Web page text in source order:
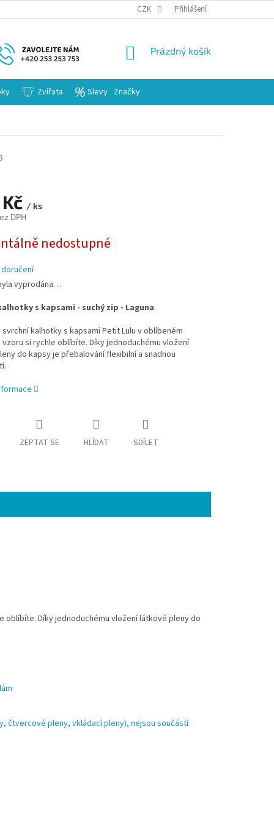
CZK Přihlášení
NÁKUPNÍ
Prázdný košík
Zvířata Slevy Značky
/ ks
DPH
nedostupné
vyprodána…
s kapsami - suchý zip - Laguna
kalhotky s kapsami Petit Lulu v oblíbeném
si rychle oblíbíte. Díky jednoduchému vložení
do kapsy je přebalování flexibilní a snadnou
ZEPTAT SE HLÍDAT SDÍLET
oblíbíte. Díky jednoduchému vložení látkové pleny do
čtvercové pleny, vkládací pleny), nejsou součástí